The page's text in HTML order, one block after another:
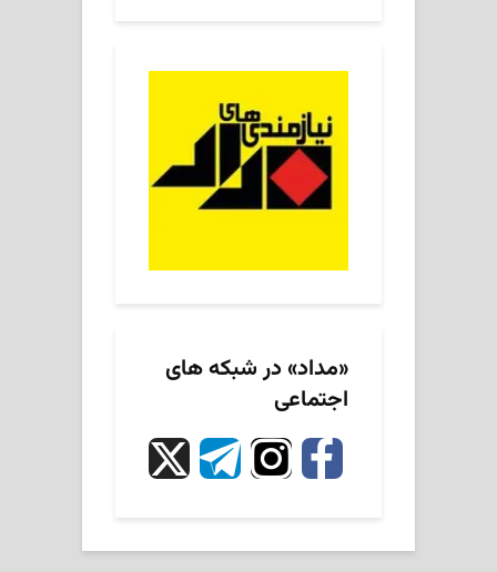
«مداد» در شبکه های
اجتماعی